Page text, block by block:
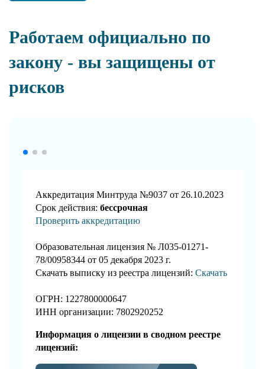
Работаем официально по
закону - вы защищены от
рисков
Аккредитация Минтруда №9037 от 26.10.2023
Срок действия: бессрочная
Проверить аккредитацию
Образовательная лицензия № Л035-01271-
78/00958344 от 05 декабря 2023 г.
Скачать выписку из реестра лицензий: Скачать
ОГРН: 1227800000647
ИНН организации: 7802920252
Информация о лицензии в сводном реестре
лицензий: